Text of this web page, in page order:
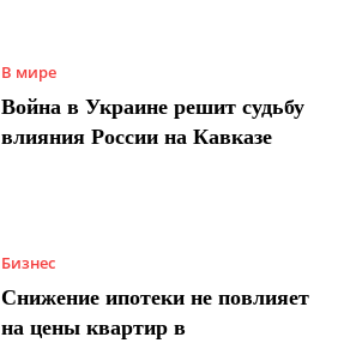
В мире
Война в Украине решит судьбу
влияния России на Кавказе
Бизнес
Снижение ипотеки не повлияет
на цены квартир в